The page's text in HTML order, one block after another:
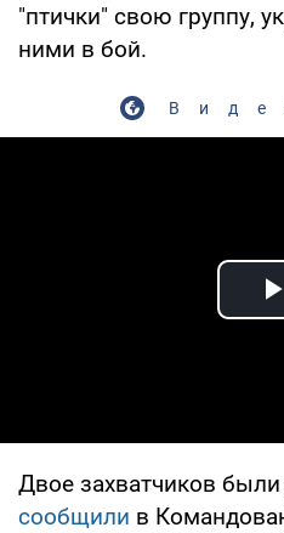
"птички" свою группу,
ними в бой.
Двое захватчиков
сообщили в